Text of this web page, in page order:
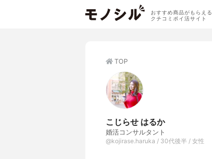
おすすめ商品がもらえる
クチコミポイ活サイト
TOP
こじらせ はるか
婚活コンサルタント
@kojirase.haruka / 30代後半 / 女性